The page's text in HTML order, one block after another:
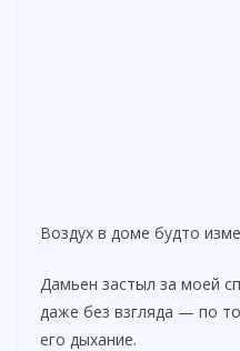
Воздух в доме будто
Дамьен застыл за моей
даже без взгляда — по
его дыхание.